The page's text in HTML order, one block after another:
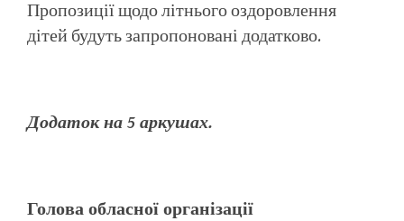
Пропозиції щодо літнього оздоровлення
дітей будуть запропоновані додатково.
Додаток на 5 аркушах.
Голова обласної організації